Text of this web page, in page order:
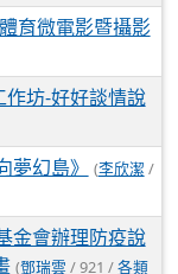
育微電影暨攝影
坊-好好談情說
夢幻島》 (李欣潔 /
金會辦理防疫說
(鄧瑞雲 / 921 /各類